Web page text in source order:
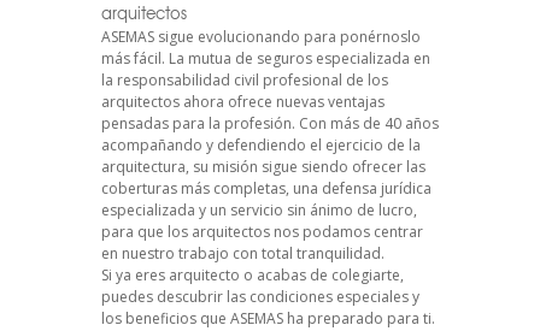
arquitectos
ASEMAS sigue evolucionando para ponérnoslo
más fácil. La mutua de seguros especializada en
la responsabilidad civil profesional de los
arquitectos ahora ofrece nuevas ventajas
pensadas para la profesión. Con más de 40 años
acompañando y defendiendo el ejercicio de la
arquitectura, su misión sigue siendo ofrecer las
coberturas más completas, una defensa jurídica
especializada y un servicio sin ánimo de lucro,
para que los arquitectos nos podamos centrar
en nuestro trabajo con total tranquilidad.
Si ya eres arquitecto o acabas de colegiarte,
puedes descubrir las condiciones especiales y
los beneficios que ASEMAS ha preparado para ti.